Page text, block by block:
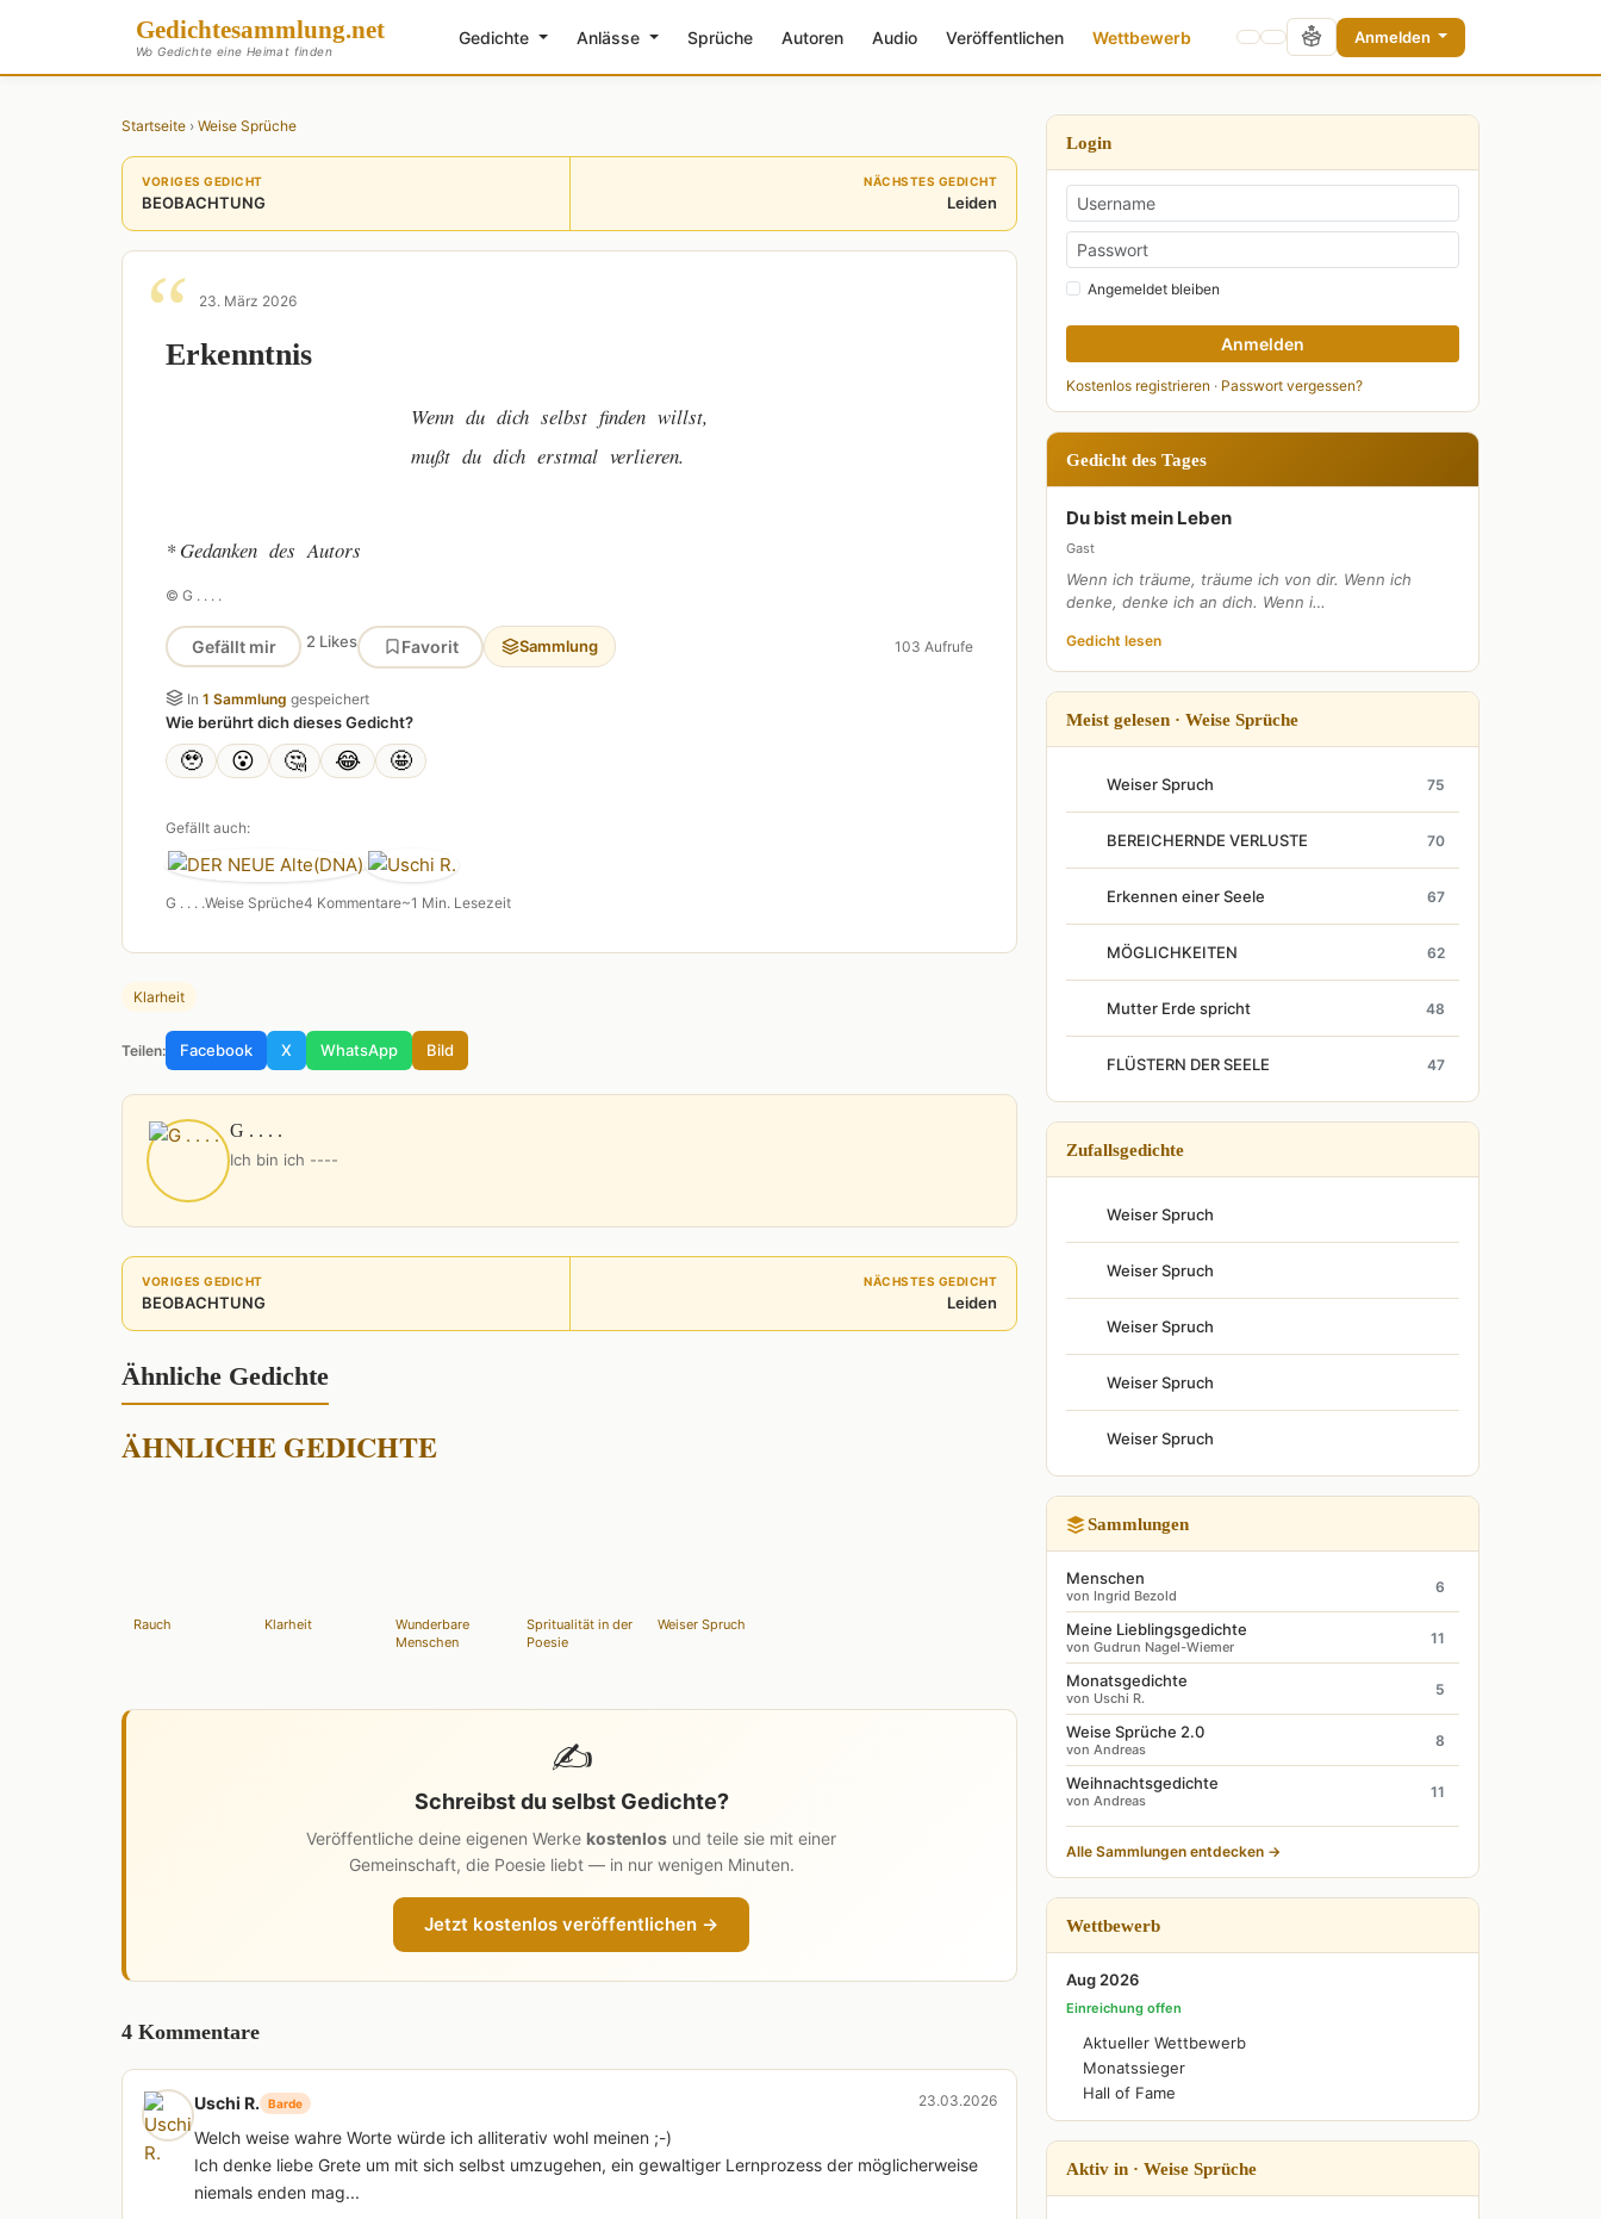
Gedichtesammlung.net
Wo Gedichte eine Heimat finden
Gedichte Anlässe Sprüche Autoren Audio Veröffentlichen Wettbewerb Anmelden
Startseite › Weise Sprüche
VORIGES GEDICHT
BEOBACHTUNG
NÄCHSTES GEDICHT
Leiden
23. März 2026
Erkenntnis
Wenn du dich selbst finden willst,
mußt du dich erstmal verlieren.
* Gedanken des Autors
© G . . . .
Gefällt mir 2 Likes Favorit Sammlung 103 Aufrufe
In 1 Sammlung gespeichert
Wie berührt dich dieses Gedicht?
🥹 😮 🤔 😂 🤩
Gefällt auch:
G . . . .Weise Sprüche4 Kommentare~1 Min. Lesezeit
Klarheit
Teilen: Facebook X WhatsApp Bild
G . . . .
Ich bin ich ----
VORIGES GEDICHT
BEOBACHTUNG
NÄCHSTES GEDICHT
Leiden
Ähnliche Gedichte
ÄHNLICHE GEDICHTE
Rauch Klarheit
Wunderbare
Menschen
Spritualität in der
Poesie
Weiser Spruch
✍️
Schreibst du selbst Gedichte?
Veröffentliche deine eigenen Werke kostenlos und teile sie mit einer
Gemeinschaft, die Poesie liebt — in nur wenigen Minuten.
Jetzt kostenlos veröffentlichen →
4 Kommentare
Uschi R. Barde 23.03.2026
Welch weise wahre Worte würde ich alliterativ wohl meinen ;-)
Ich denke liebe Grete um mit sich selbst umzugehen, ein gewaltiger Lernprozess der möglicherweise
niemals enden mag...
Login
Angemeldet bleiben
Anmelden
Kostenlos registrieren · Passwort vergessen?
Gedicht des Tages
Du bist mein Leben
Gast
Wenn ich träume, träume ich von dir. Wenn ich
denke, denke ich an dich. Wenn i…
Gedicht lesen
Meist gelesen · Weise Sprüche
Weiser Spruch 75
BEREICHERNDE VERLUSTE 70
Erkennen einer Seele 67
MÖGLICHKEITEN 62
Mutter Erde spricht 48
FLÜSTERN DER SEELE 47
Zufallsgedichte
Weiser Spruch
Weiser Spruch
Weiser Spruch
Weiser Spruch
Weiser Spruch
Sammlungen
Menschen
von Ingrid Bezold
6
Meine Lieblingsgedichte
von Gudrun Nagel-Wiemer
11
Monatsgedichte
von Uschi R.
5
Weise Sprüche 2.0
von Andreas
8
Weihnachtsgedichte
von Andreas
11
Alle Sammlungen entdecken →
Wettbewerb
Aug 2026
Einreichung offen
Aktueller Wettbewerb
Monatssieger
Hall of Fame
Aktiv in · Weise Sprüche